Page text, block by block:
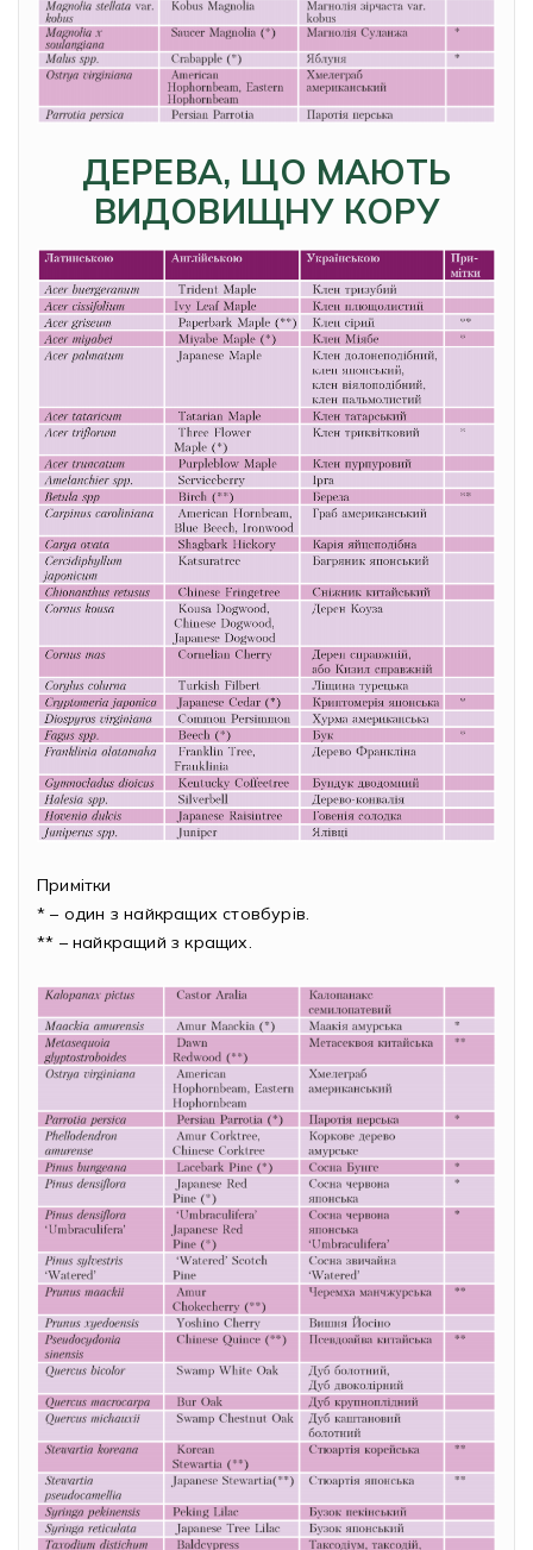
ДЕРЕВА, ЩО МАЮТЬ
ВИДОВИЩНУ КОРУ
Примітки
* – один з найкращих стовбурів.
** – найкращий з кращих.